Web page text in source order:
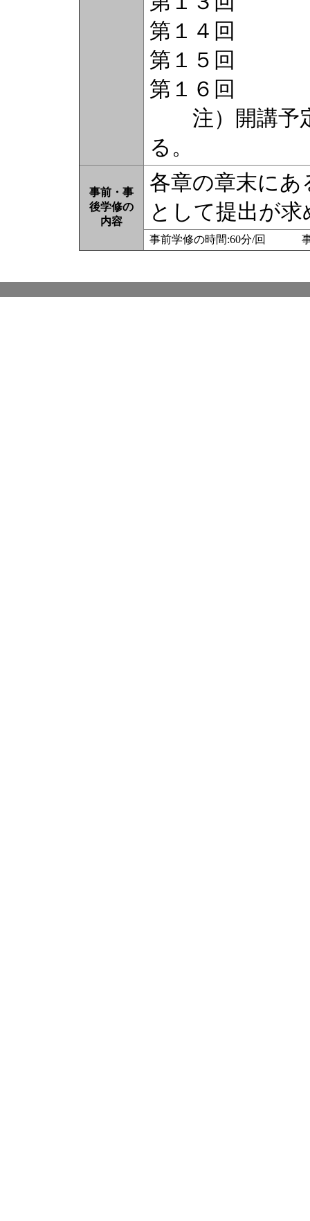
第１４回
第１５回
第１６回
注）開講予定
る。
事前・事
後学修の
内容
各章の章末にあ
として提出
事前学修の時間:60分/回 事